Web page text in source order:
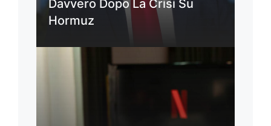
Davvero Dopo La Crisi Su
Hormuz